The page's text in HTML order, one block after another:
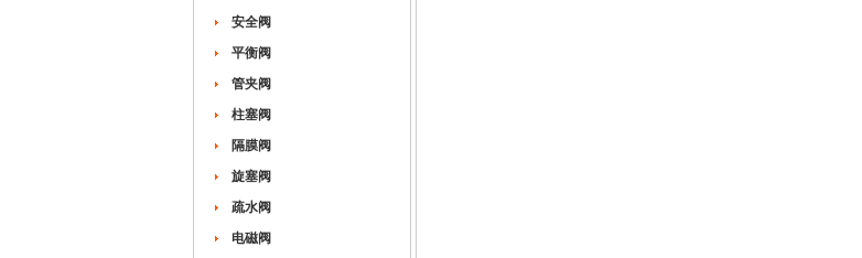
安全阀
平衡阀
管夹阀
柱塞阀
隔膜阀
旋塞阀
疏水阀
电磁阀